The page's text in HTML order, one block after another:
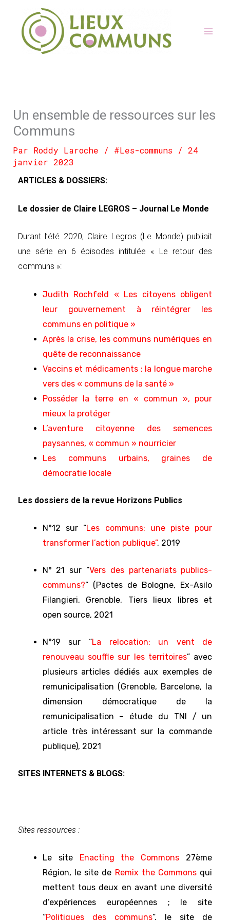
contenu
Un ensemble de ressources sur les
Communs
Par Roddy Laroche / #Les-communs / 24
janvier 2023
ARTICLES & DOSSIERS:
Le dossier de Claire LEGROS – Journal Le Monde
Durant l’été 2020, Claire Legros (Le Monde) publiait
une série en 6 épisodes intitulée « Le retour des
communs »:
Judith Rochfeld « Les citoyens obligent
leur gouvernement à réintégrer les
communs en politique »
Après la crise, les communs numériques en
quête de reconnaissance
Vaccins et médicaments : la longue marche
vers des « communs de la santé »
Posséder la terre en « commun », pour
mieux la protéger
L’aventure citoyenne des semences
paysannes, « commun » nourricier
Les communs urbains, graines de
démocratie locale
Les dossiers de la revue Horizons Publics
N°12 sur “Les communs: une piste pour
transformer l’action publique”, 2019
N° 21 sur “Vers des partenariats publics-
communs?” (Pactes de Bologne, Ex-Asilo
Filangieri, Grenoble, Tiers lieux libres et
open source, 2021
N°19 sur “La relocation: un vent de
renouveau souffle sur les territoires” avec
plusieurs articles dédiés aux exemples de
remunicipalisation (Grenoble, Barcelone, la
dimension démocratique de la
remunicipalisation – étude du TNI / un
article très intéressant sur la commande
publique), 2021
SITES INTERNETS & BLOGS:
Sites ressources :
Le site Enacting the Commons 27ème
Région, le site de Remix the Commons qui
mettent tous deux en avant une diversité
d’expériences européennes ; le site
“Politiques des communs”, le site de